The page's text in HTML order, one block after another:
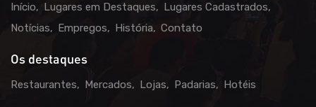
Início Lugares em Destaques
Lugares Cadastrados
Notícias
Empregos História Contato
Os destaques
Restaurantes Mercados Lojas Padarias Hotéis